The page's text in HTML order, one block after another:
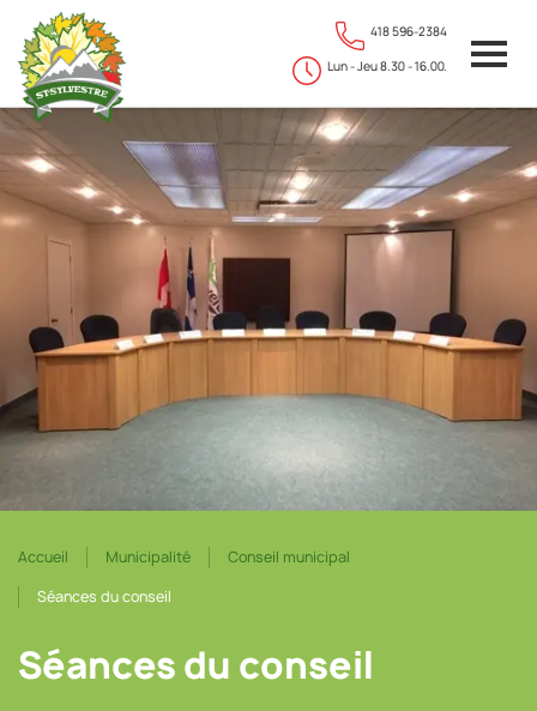
418 596-2384
Lun - Jeu 8.30 - 16.00.
Accueil Municipalité
Conseil municipal
Séances du conseil
Séances du conseil